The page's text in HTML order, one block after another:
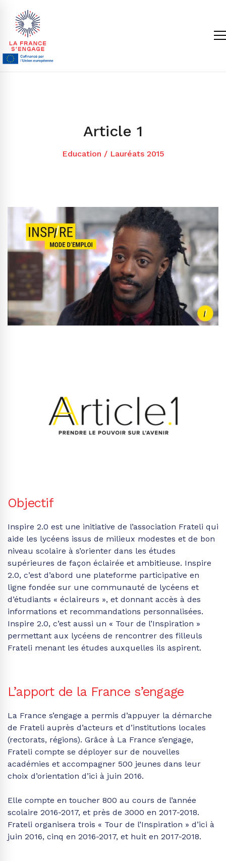
Article 1
Education / Lauréats 2015
Objectif
Inspire 2.0 est une initiative de l’association Frateli qui
aide les lycéens issus de milieux modestes et de bon
niveau scolaire à s’orienter dans les études
supérieures de façon éclairée et ambitieuse. Inspire
2.0, c’est d’abord une plateforme participative en
ligne fondée sur une communauté de lycéens et
d’étudiants « éclaireurs », et donnant accès à des
informations et recommandations personnalisées.
Inspire 2.0, c’est aussi un « Tour de l’Inspiration »
permettant aux lycéens de rencontrer des filleuls
Frateli menant les études auxquelles ils aspirent.
L’apport de la France s’engage
La France s’engage a permis d’appuyer la démarche
de Frateli auprès d’acteurs et d’institutions locales
(rectorats, régions). Grâce à La France s’engage,
Frateli compte se déployer sur de nouvelles
académies et accompagner 500 jeunes dans leur
choix d’orientation d’ici à juin 2016.
Elle compte en toucher 800 au cours de l’année
scolaire 2016-2017, et près de 3000 en 2017-2018.
Frateli organisera trois « Tour de l’Inspiration » d’ici à
juin 2016, cinq en 2016-2017, et huit en 2017-2018.